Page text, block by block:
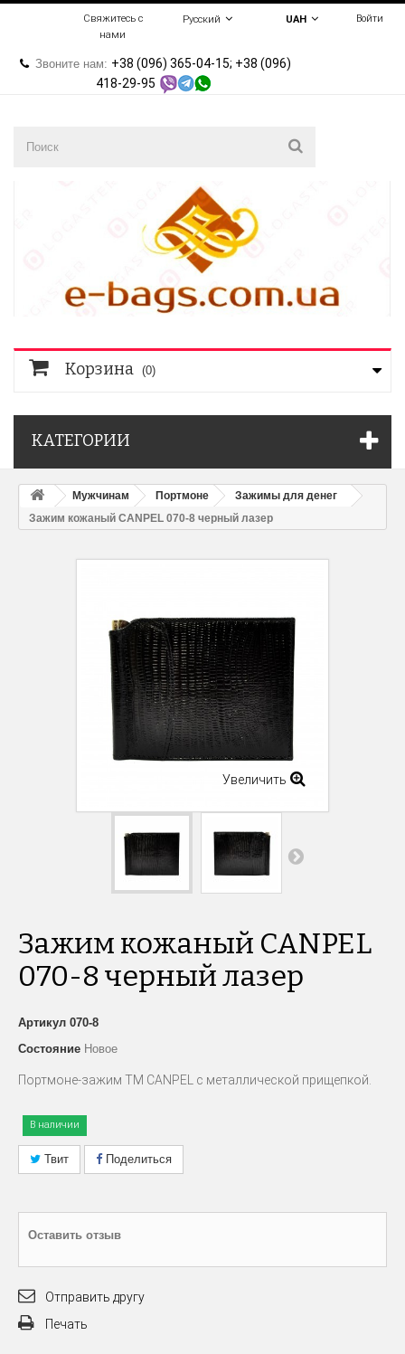
Войти
UAH
Русский
Свяжитесь с
нами
Звоните нам: +38 (096) 365-04-15; +38 (096)
418-29-95
Корзина (0)
КАТЕГОРИИ
Мужчинам Портмоне
Зажимы для денег
Зажим кожаный CANPEL 070-8 черный лазер
Увеличить
Зажим кожаный CANPEL
070-8 черный лазер
Артикул 070-8
Состояние Новое
Портмоне-зажим ТМ CANPEL с металлической прищепкой.
В наличии
Твит Поделиться
Оставить отзыв
Отправить другу
Печать